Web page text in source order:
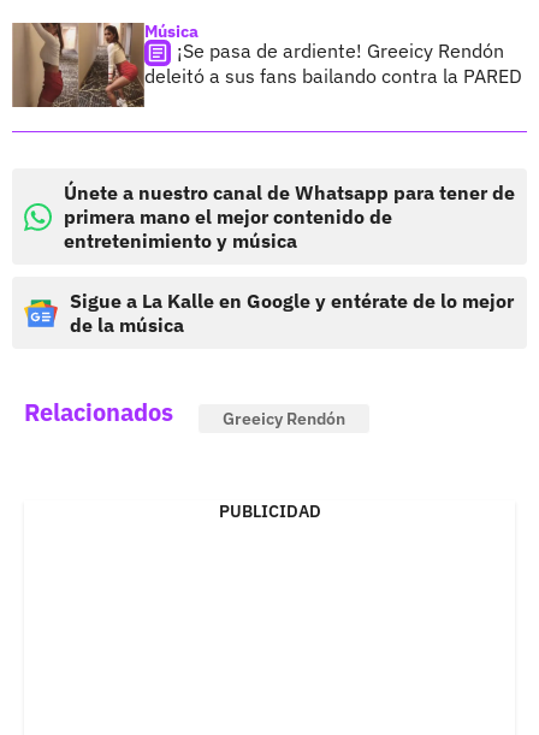
Música
¡Se pasa de ardiente! Greeicy Rendón
deleitó a sus fans bailando contra la PARED
Únete a nuestro canal de Whatsapp para tener de
primera mano el mejor contenido de
entretenimiento y música
Sigue a La Kalle en Google y entérate de lo mejor
de la música
Relacionados Greeicy Rendón
PUBLICIDAD